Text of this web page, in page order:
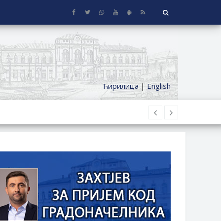
Ћирилица|English
SA OKUĆNICOM NA TERITORIJI
DODATAK ZA DEMOBILISANE BORCE